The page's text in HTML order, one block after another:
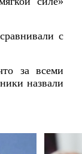
с
за всеми
назвали